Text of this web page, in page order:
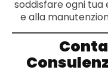
soddisfare ogni tua
e alla